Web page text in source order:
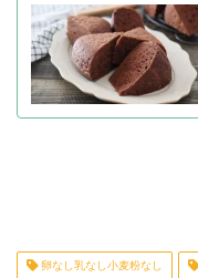
卵なし乳なし小麦粉なし